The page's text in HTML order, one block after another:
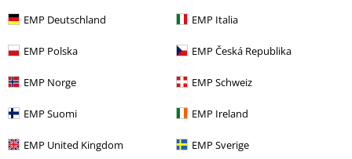
EMP Deutschland EMP Italia
EMP Polska EMP Česká Republika
EMP Norge EMP Schweiz
EMP Suomi EMP Ireland
EMP United Kingdom EMP Sverige
ZĽAVA 25%